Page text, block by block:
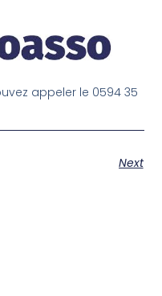
appeler le 0594 35
Next